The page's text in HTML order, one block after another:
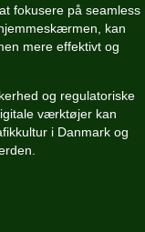
fokusere på seamless
kan
mere effektivt og
og regulatoriske
værktøjer kan
i Danmark og